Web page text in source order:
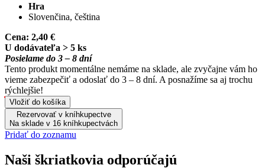
Hra
Slovenčina, čeština
Cena: 2,40 €
U dodávateľa > 5 ks
Posielame do 3 – 8 dní
Tento produkt momentálne nemáme na sklade, ale zvyčajne vám ho
vieme zabezpečiť a odoslať do 3 – 8 dní. A posnažíme sa aj trochu
rýchlejšie!
Vložiť do košíka
Rezervovať v kníhkupectve
Na sklade v 16 kníhkupectvách
Pridať do zoznamu
Naši škriatkovia odporúčajú